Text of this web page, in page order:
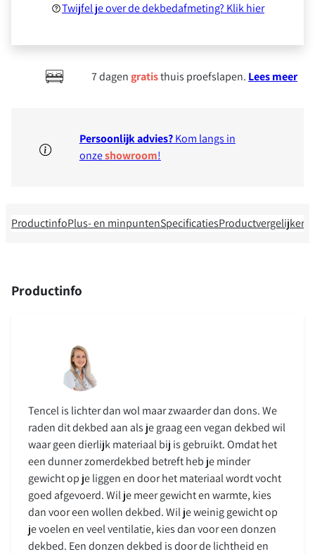
Twijfel je over de dekbedafmeting? Klik hier
Kom er binnen20 secondenachter welke
Ik heb geen
Ik weet niet hoe groot mijn matras is
7 dagengratisthuis proefslapen. Lees meer
Persoonlijk advies?Kom langs in
onzeshowroom!
ProductinfoPlus- en minpuntenSpecificatiesProductvergelijker
Productinfo
Tencel is lichter dan wol maar zwaarder dan dons. We
raden dit dekbed aan als je graag een vegan dekbed wil
waar geen dierlijk materiaal bij is gebruikt. Omdat het
een dunner zomerdekbed betreft heb je minder
gewicht op je liggen en door het materiaal wordt vocht
goed afgevoerd. Wil je meer gewicht en warmte, kies
dan voor een wollen dekbed. Wil je weinig gewicht op
je voelen en veel ventilatie, kies dan voor een donzen
dekbed. Een donzen dekbed is door de lichtheid en